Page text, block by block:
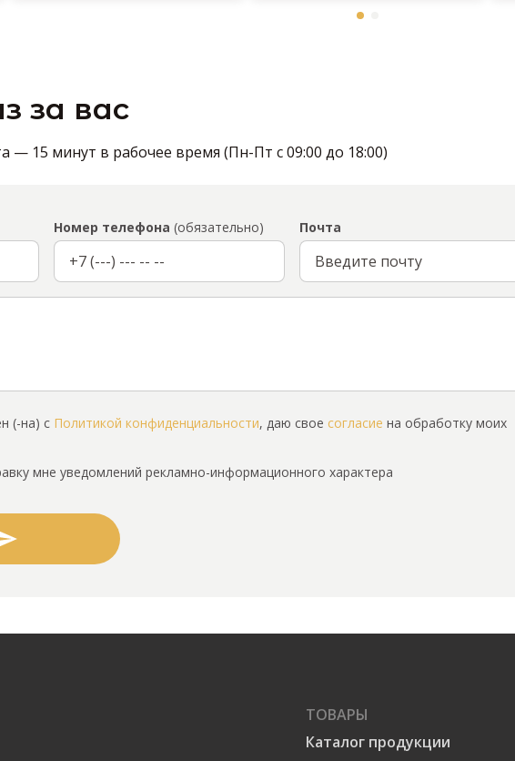
за вас
— 15 минут в рабочее время (Пн-Пт с 09:00 до 18:00)
Номер телефона (обязательно) Почта
(-на) с Политикой конфиденциальности, даю свое согласие на обработку моих
мне уведомлений рекламно-информационного характера
ТОВАРЫ
Каталог продукции